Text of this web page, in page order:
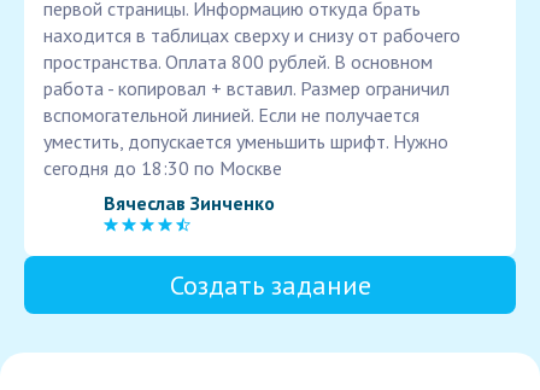
первой страницы. Информацию откуда брать
находится в таблицах сверху и снизу от рабочего
пространства. Оплата 800 рублей. В основном
работа - копировал + вставил. Размер ограничил
вспомогательной линией. Если не получается
уместить, допускается уменьшить шрифт. Нужно
сегодня до 18:30 по Москве
Вячеслав Зинченко
Создать задание